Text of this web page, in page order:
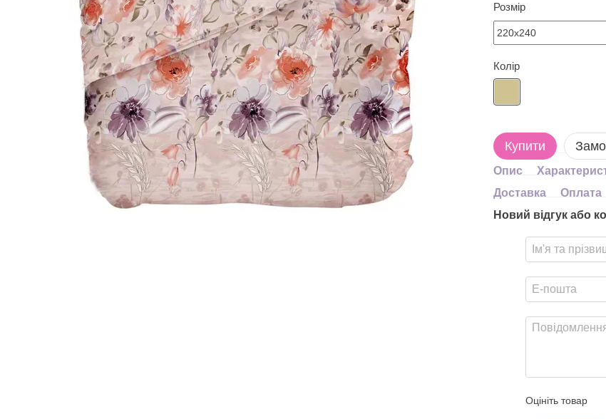
Розмір
Колір
Купити
Опис
Доставка
Оплата
Новий відгук або
Оцініть товар